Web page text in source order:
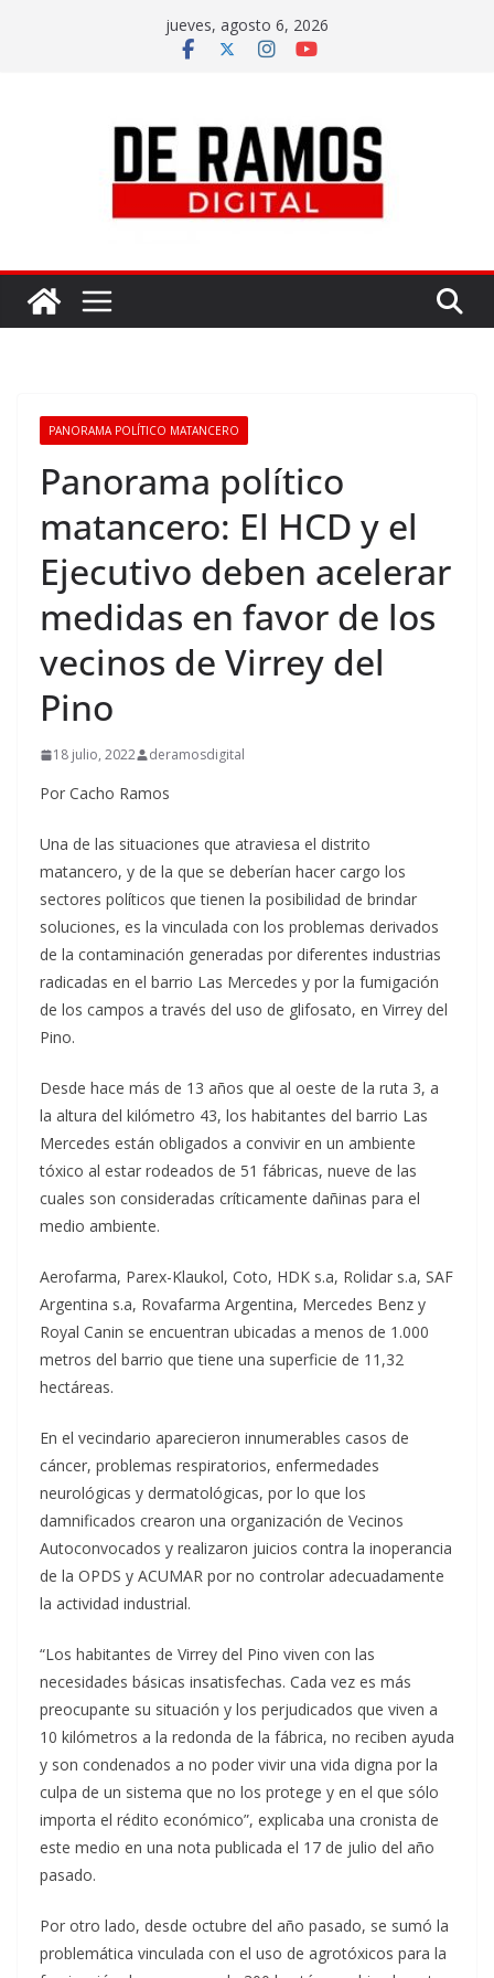
jueves, agosto 6, 2026
PANORAMA POLÍTICO MATANCERO
Panorama político
matancero: El HCD y el
Ejecutivo deben acelerar
medidas en favor de los
vecinos de Virrey del
Pino
18 julio, 2022 deramosdigital
Por Cacho Ramos
Una de las situaciones que atraviesa el distrito
matancero, y de la que se deberían hacer cargo los
sectores políticos que tienen la posibilidad de brindar
soluciones, es la vinculada con los problemas derivados
de la contaminación generadas por diferentes industrias
radicadas en el barrio Las Mercedes y por la fumigación
de los campos a través del uso de glifosato, en Virrey del
Pino.
Desde hace más de 13 años que al oeste de la ruta 3, a
la altura del kilómetro 43, los habitantes del barrio Las
Mercedes están obligados a convivir en un ambiente
tóxico al estar rodeados de 51 fábricas, nueve de las
cuales son consideradas críticamente dañinas para el
medio ambiente.
Aerofarma, Parex-Klaukol, Coto, HDK s.a, Rolidar s.a, SAF
Argentina s.a, Rovafarma Argentina, Mercedes Benz y
Royal Canin se encuentran ubicadas a menos de 1.000
metros del barrio que tiene una superficie de 11,32
hectáreas.
En el vecindario aparecieron innumerables casos de
cáncer, problemas respiratorios, enfermedades
neurológicas y dermatológicas, por lo que los
damnificados crearon una organización de Vecinos
Autoconvocados y realizaron juicios contra la inoperancia
de la OPDS y ACUMAR por no controlar adecuadamente
la actividad industrial.
“Los habitantes de Virrey del Pino viven con las
necesidades básicas insatisfechas. Cada vez es más
preocupante su situación y los perjudicados que viven a
10 kilómetros a la redonda de la fábrica, no reciben ayuda
y son condenados a no poder vivir una vida digna por la
culpa de un sistema que no los protege y en el que sólo
importa el rédito económico”, explicaba una cronista de
este medio en una nota publicada el 17 de julio del año
pasado.
Por otro lado, desde octubre del año pasado, se sumó la
problemática vinculada con el uso de agrotóxicos para la